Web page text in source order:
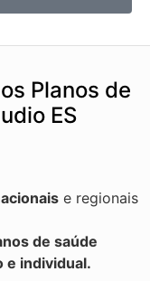
Planos de
ES
e regionais
de saúde
e individual.